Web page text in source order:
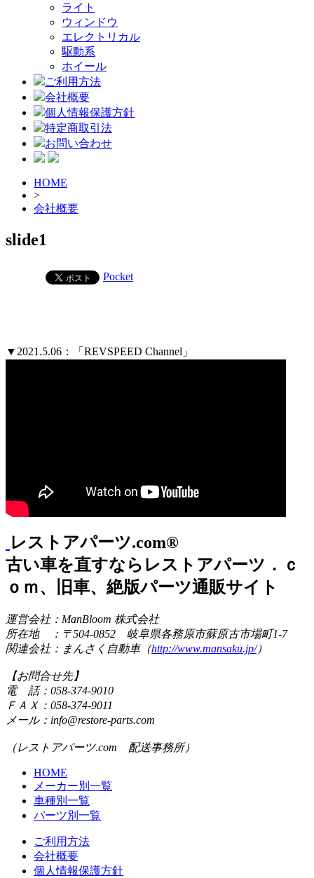
ライト
ウィンドウ
エレクトリカル
駆動系
ホイール
ご利用方法
会社概要
個人情報保護方針
特定商取引法
お問い合わせ
HOME
>
会社概要
slide1
Pocket
▼2021.5.06：「REVSPEED Channel」
レストアパーツ.com®
古い車を直すならレストアパーツ．ｃ
ｏｍ、旧車、絶版パーツ通販サイト
運営会社：ManBloom 株式会社
所在地 ：〒504-0852 岐阜県各務原市蘇原古市場町1-7
関連会社：まんさく自動車（http://www.mansaku.jp/）
【お問合せ先】
電 話：058-374-9010
ＦＡＸ：058-374-9011
メール：info@restore-parts.com
（レストアパーツ.com 配送事務所）
HOME
メーカー別一覧
車種別一覧
パーツ別一覧
ご利用方法
会社概要
個人情報保護方針